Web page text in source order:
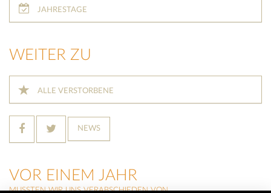
JAHRESTAGE
WEITER ZU
ALLE VERSTORBENE
NEWS
VOR EINEM JAHR
MUSSTEN WIR UNS VERABSCHIEDEN VON